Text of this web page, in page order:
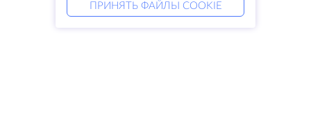
ПРИНЯТЬ ФАЙЛЫ COOKIE